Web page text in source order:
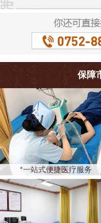
保障
*一站式便捷医疗服务